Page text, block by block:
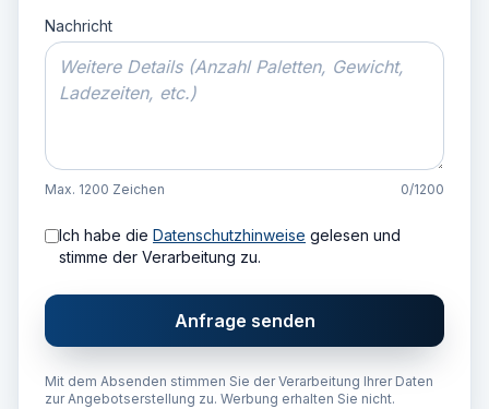
Nachricht
Max. 1200 Zeichen 0/1200
Ich habe die Datenschutzhinweise gelesen und
stimme der Verarbeitung zu.
Anfrage senden
Mit dem Absenden stimmen Sie der Verarbeitung Ihrer Daten
zur Angebotserstellung zu. Werbung erhalten Sie nicht.